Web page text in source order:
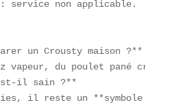
service non applicable.
un Crousty maison ?**
vapeur, du poulet pané
il sain ?**
il reste un **symbole de